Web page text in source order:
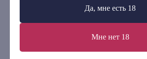
Да, мне есть 18
Мне нет 18
О Компании
Мерч